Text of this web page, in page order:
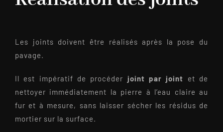
Les joints doivent être réalisés après la pose du
pavage.
Il est impératif de procéder joint par joint et de
nettoyer immédiatement la pierre à l’eau claire au
fur et à mesure, sans laisser sécher les résidus de
mortier sur la surface.